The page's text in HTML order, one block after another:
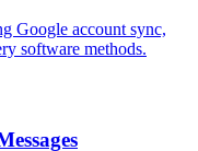
Google account sync,
software methods.